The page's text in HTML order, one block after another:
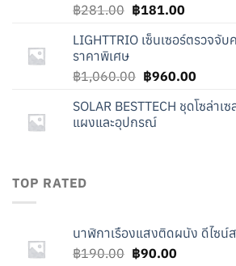
฿281.00 Original
was:
฿181.00Current
is:
LIGHTTRIO เซ็นเซอร์ตรวจจับ
ราคาพิเศษ
฿1,060.00 Original
was:
฿1,060.00.
฿960.00Current
is:
SOLAR BESTTECH ชุดโซล่าเ
แผงและอุปกรณ์
TOP RATED
นาฬิกาเรืองแสงติดผนัง ดีไซ
฿190.00 Original
฿90.00Current